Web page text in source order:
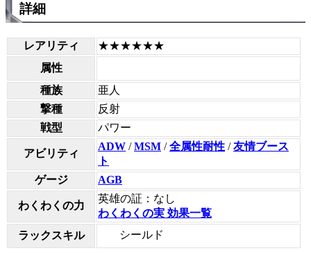
詳細
レアリティ
★★★★★★
属性
種族
亜人
撃種
反射
戦型
パワー
アビリティ
ADW /MSM /全属性耐性 /友情ブース
ト
ゲージ
AGB
わくわくの力
英雄の証：なし
わくわくの実 効果一覧
ラックスキル
シールド